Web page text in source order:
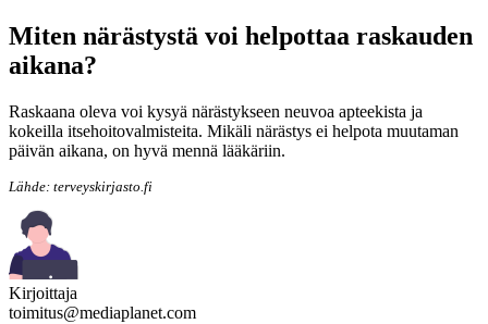
Miten närästystä voi helpottaa raskauden
aikana?
Raskaana oleva voi kysyä närästykseen neuvoa apteekista ja
kokeilla itsehoitovalmisteita. Mikäli närästys ei helpota muutaman
päivän aikana, on hyvä mennä lääkäriin.
Lähde: terveyskirjasto.fi
Kirjoittaja
toimitus@mediaplanet.com